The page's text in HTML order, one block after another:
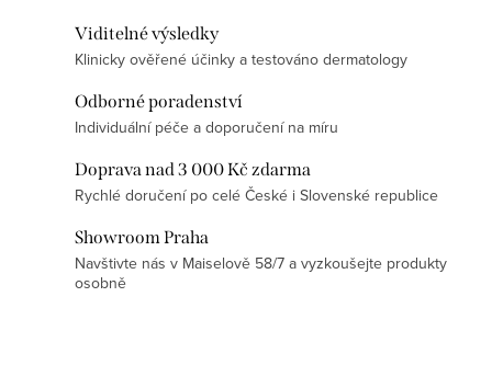
Viditelné výsledky
Klinicky ověřené účinky a testováno dermatology
Odborné poradenství
Individuální péče a doporučení na míru
Doprava nad 3 000 Kč zdarma
Rychlé doručení po celé České i Slovenské republice
Showroom Praha
Navštivte nás v Maiselově 58/7 a vyzkoušejte produkty
osobně